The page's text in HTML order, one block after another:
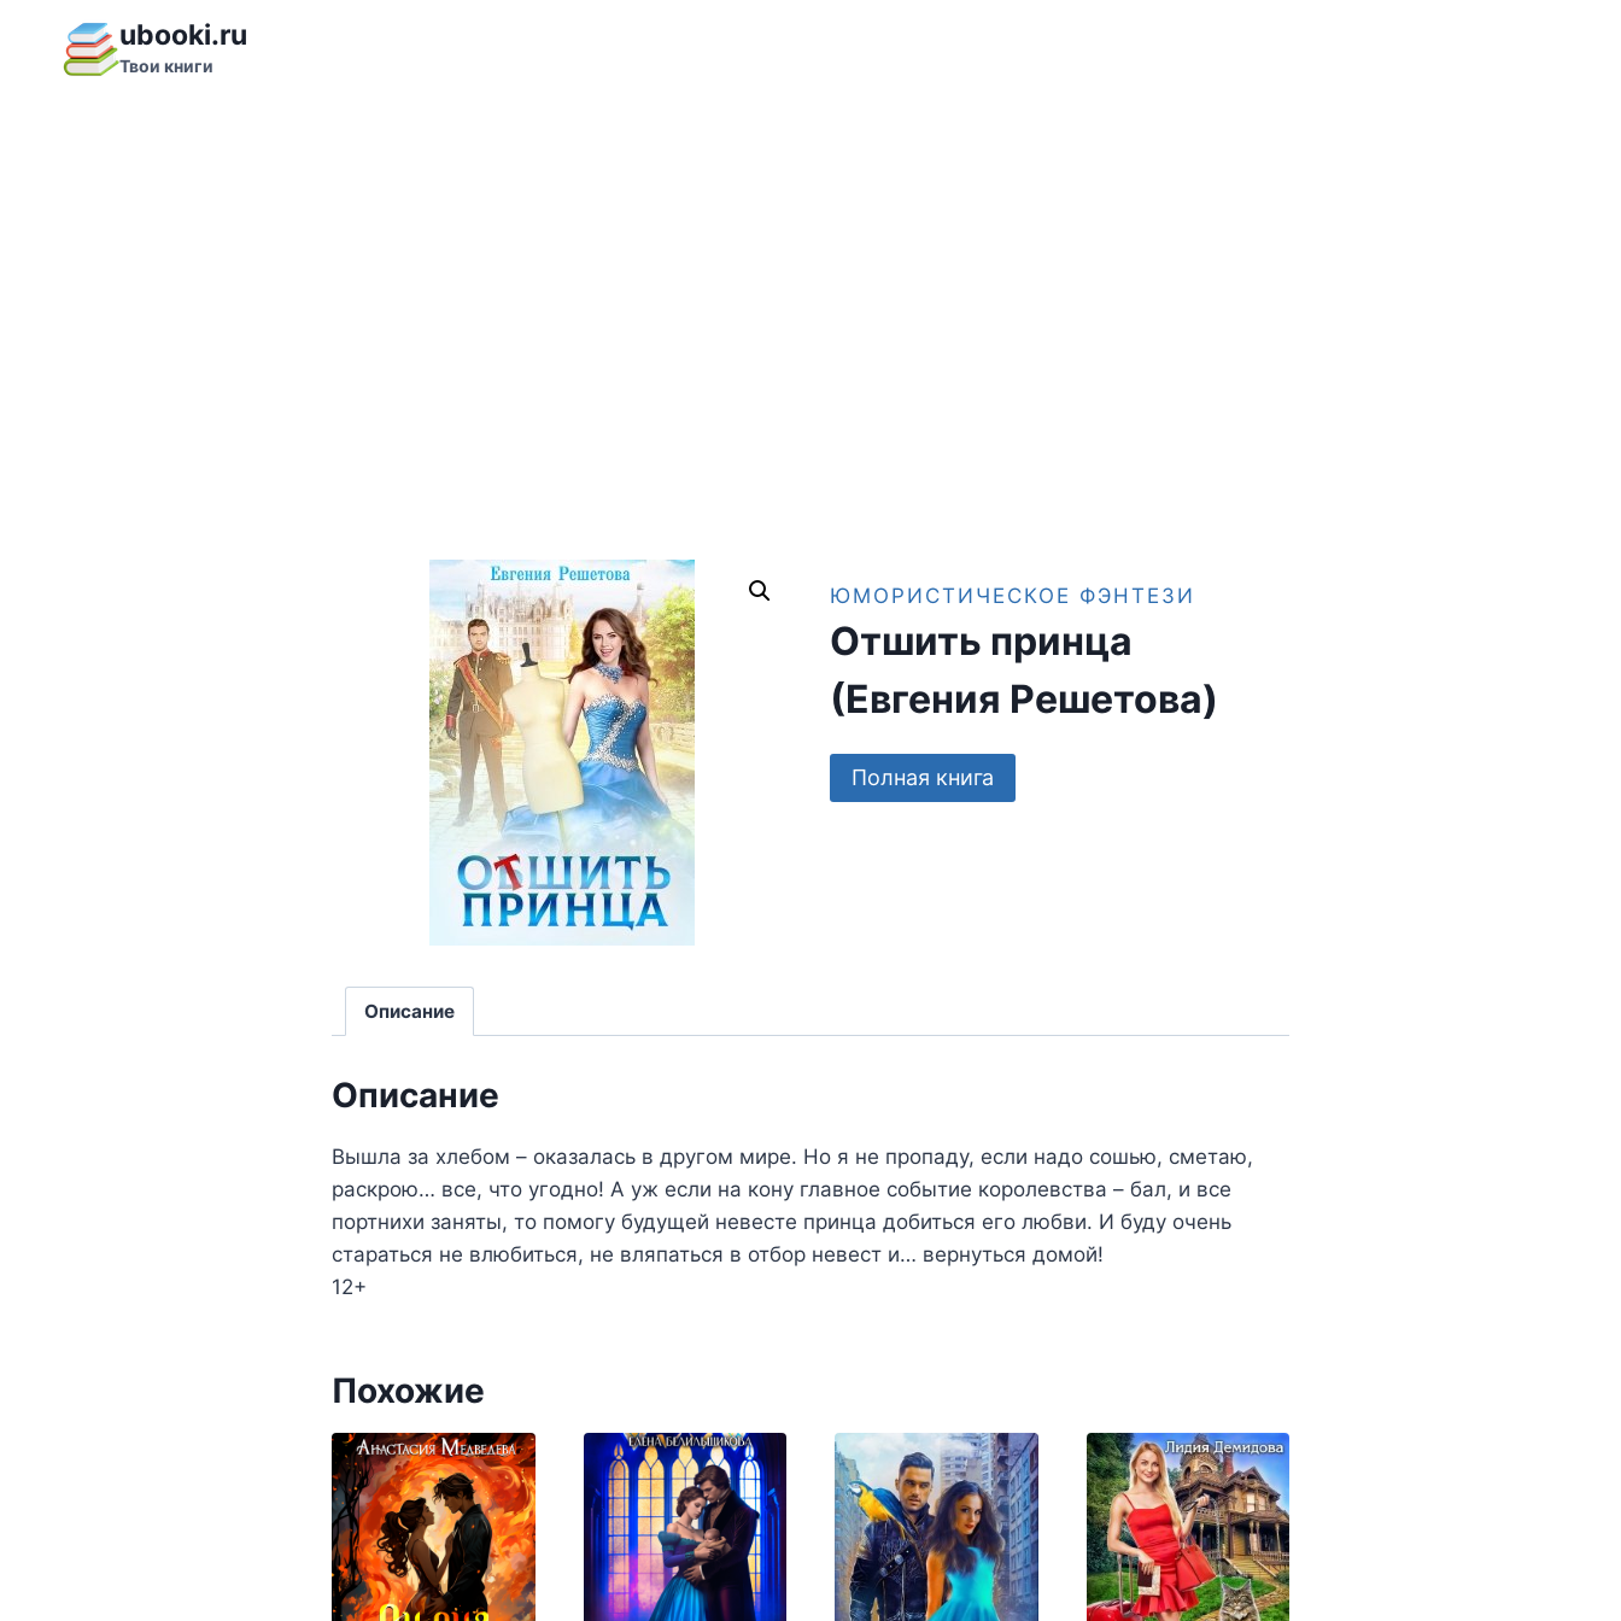
содержимому
ubooki.ru
Твои книги
ЮМОРИСТИЧЕСКОЕ ФЭНТЕЗИ
Отшить принца
(Евгения Решетова)
Полная книга
Описание
Описание
Вышла за хлебом – оказалась в другом мире. Но я не пропаду, если надо сошью, сметаю,
раскрою… все, что угодно! А уж если на кону главное событие королевства – бал, и все
портнихи заняты, то помогу будущей невесте принца добиться его любви. И буду очень
стараться не влюбиться, не вляпаться в отбор невест и… вернуться домой!
12+
Похожие